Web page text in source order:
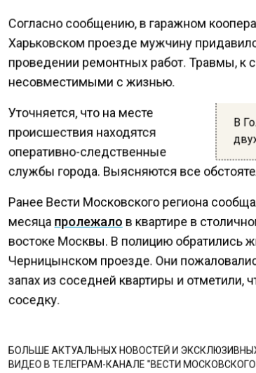
Согласно сообщению, в гаражном
Харьковском проезде мужчину
проведении ремонтных работ. Травмы, к
несовместимыми с жизнью.
В
Уточняется, что на месте
происшествия находятся
оперативно-следственные
службы города. Выясняются все
Ранее Вести Московского региона
месяца пролежалов квартире в
востоке Москвы. В полицию обратились
Черницынском проезде. Они
запах из соседней квартиры и отметили,
соседку.
БОЛЬШЕ АКТУАЛЬНЫХ НОВОСТЕЙ И
ВИДЕО В ТЕЛЕГРАМ-КАНАЛЕ "ВЕСТИ МОСКОВСКОГО